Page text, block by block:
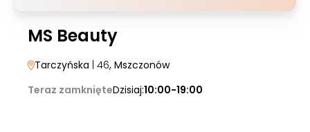
MS Beauty
Tarczyńska | 46, Mszczonów
Teraz zamknięteDzisiaj:10:00-19:00